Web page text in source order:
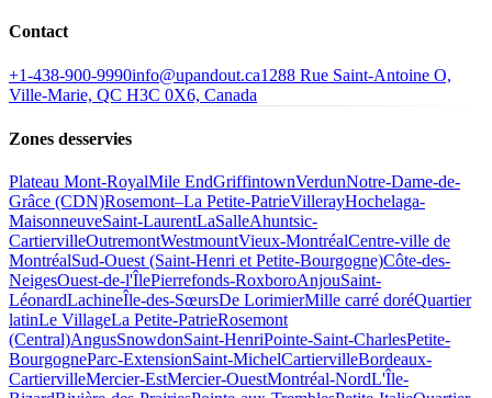
Contact
+1-438-900-9990info@upandout.ca1288 Rue Saint-Antoine O,
Ville-Marie, QC H3C 0X6, Canada
Zones desservies
Plateau Mont-RoyalMile EndGriffintownVerdunNotre-Dame-de-
Grâce (CDN)Rosemont–La Petite-PatrieVillerayHochelaga-
MaisonneuveSaint-LaurentLaSalleAhuntsic-
CartiervilleOutremontWestmountVieux-MontréalCentre-ville de
MontréalSud-Ouest (Saint-Henri et Petite-Bourgogne)Côte-des-
NeigesOuest-de-l'ÎlePierrefonds-RoxboroAnjouSaint-
LéonardLachineÎle-des-SœursDe LorimierMille carré doréQuartier
latinLe VillageLa Petite-PatrieRosemont
(Central)AngusSnowdonSaint-HenriPointe-Saint-CharlesPetite-
BourgogneParc-ExtensionSaint-MichelCartiervilleBordeaux-
CartiervilleMercier-EstMercier-OuestMontréal-NordL'Île-